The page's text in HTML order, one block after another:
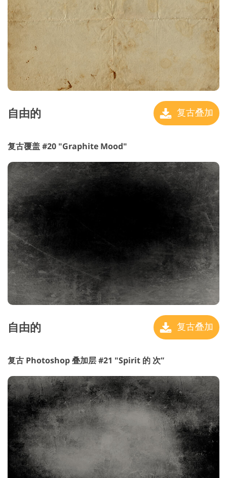
自由的 复古叠加
复古覆盖 #20 "Graphite Mood"
自由的 复古叠加
复古 Photoshop 叠加层 #21 "Spirit 的 次”